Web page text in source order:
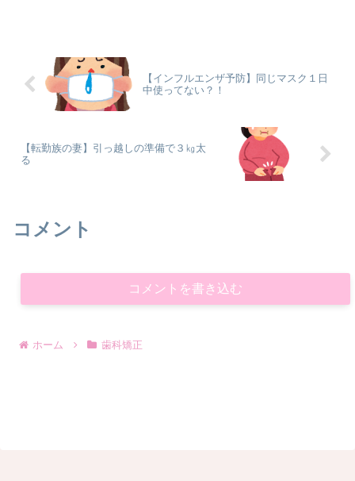
【インフルエンザ予防】同じマスク１日
中使ってない？！
【転勤族の妻】引っ越しの準備で３㎏太
る
コメント
コメントを書き込む
ホーム 歯科矯正